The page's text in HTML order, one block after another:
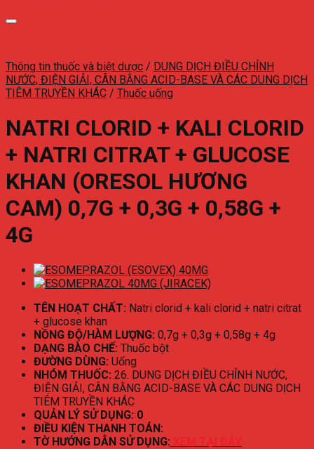
Thông tin thuốc và biệt dược / DUNG DỊCH ĐIỀU CHỈNH
NƯỚC, ĐIỆN GIẢI, CÂN BẰNG ACID-BASE VÀ CÁC DUNG DỊCH
TIÊM TRUYỀN KHÁC / Thuốc uống
NATRI CLORID + KALI CLORID
+ NATRI CITRAT + GLUCOSE
KHAN (ORESOL HƯƠNG
CAM) 0,7G + 0,3G + 0,58G +
4G
TÊN HOẠT CHẤT: Natri clorid + kali clorid + natri citrat
+ glucose khan
NỒNG ĐỘ/HÀM LƯỢNG: 0,7g + 0,3g + 0,58g + 4g
DẠNG BÀO CHẾ: Thuốc bột
ĐƯỜNG DÙNG: Uống
NHÓM THUỐC: 26. DUNG DỊCH ĐIỀU CHỈNH NƯỚC,
ĐIỆN GIẢI, CÂN BẰNG ACID-BASE VÀ CÁC DUNG DỊCH
TIÊM TRUYỀN KHÁC
QUẢN LÝ SỬ DỤNG: 0
ĐIỀU KIỆN THANH TOÁN:
TỜ HƯỚNG DẪN SỬ DỤNG: XEM TẠI ĐÂY